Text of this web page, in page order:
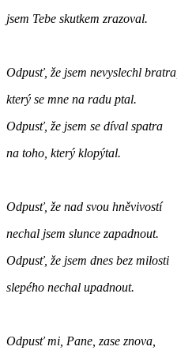
jsem Tebe skutkem zrazoval.
Odpusť, že jsem nevyslechl bratra,
který se mne na radu ptal.
Odpusť, že jsem se díval spatra
na toho, který klopýtal.
Odpusť, že nad svou hněvivostí
nechal jsem slunce zapadnout.
Odpusť, že jsem dnes bez milosti
slepého nechal upadnout.
Odpusť mi, Pane, zase znova,